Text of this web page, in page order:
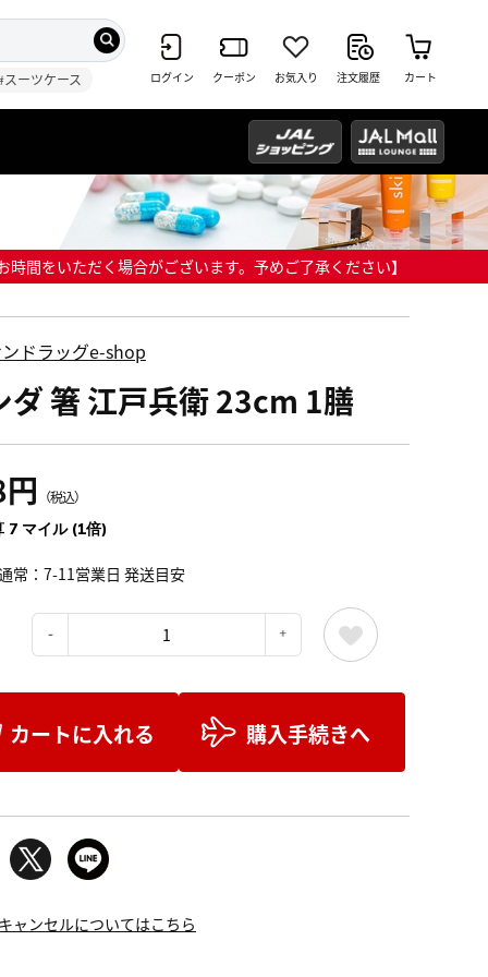
スーツケース ログイン クーポン お気入り 注文履歴 カート
間をいただく場合がございます。予めご了承ください】
ドラッグe-shop
ダ 箸 江戸兵衛 23cm 1膳
（税込）
7 マイル (1倍)
常：7-11営業日 発送目安
カートに入れる 購入手続きへ
ャンセルについてはこちら